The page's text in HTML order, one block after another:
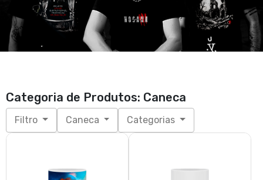
Categoria de Produtos: Caneca
Filtro Caneca Categorias